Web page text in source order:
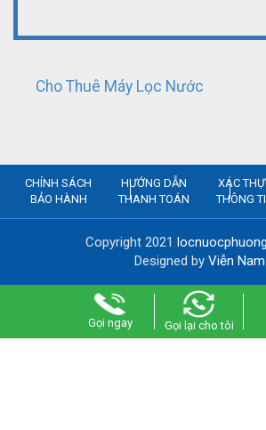
Cho Thuê Máy Lọc Nước
CHÍNH SÁCH
BẢO HÀNH
HƯỚNG DẪN
THANH TOÁN
XÁC
THÔNG
Copyright 2021
Designed by Viễn Nam
Gọi ngay Gọi lại cho tôi